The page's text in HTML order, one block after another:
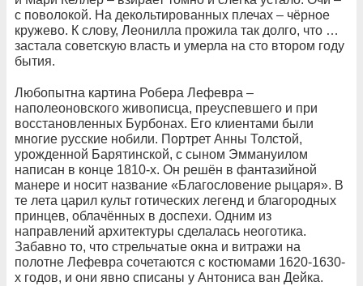
с поволокой. На декольтированных плечах – чёрное
кружево. К слову, Леонилла прожила так долго, что …
застала советскую власть и умерла на сто втором году
бытия.
Любопытна картина Робера Лефевра –
наполеоновского живописца, преуспевшего и при
восстановленных Бурбонах. Его клиентами были
многие русские нобили. Портрет Анны Толстой,
урожденной Барятинской, с сыном Эммануилом
написан в конце 1810-х. Он решён в фантазийной
манере и носит название «Благословение рыцаря». В
те лета царил культ готических легенд и благородных
принцев, облачённых в доспехи. Одним из
направлений архитектуры сделалась неоготика.
Забавно то, что стрельчатые окна и витражи на
полотне Лефевра сочетаются с костюмами 1620-1630-
х годов, и они явно списаны у Антониса ван Дейка.